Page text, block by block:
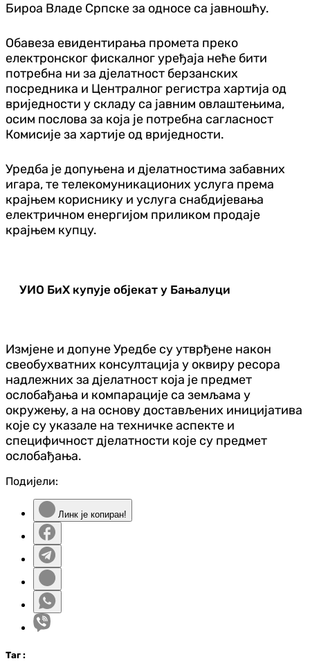
Бироа Владе Српске за односе са јавношћу.
Обавеза евидентирања промета преко
електронског фискалног уређаја неће бити
потребна ни за дјелатност берзанских
посредника и Централног регистра хартија од
вриједности у складу са јавним овлаштењима,
осим послова за која је потребна сагласност
Комисије за хартије од вриједности.
Уредба је допуњена и дјелатностима забавних
игара, те телекомуникационих услуга према
крајњем кориснику и услуга снабдијевања
електричном енергијом приликом продаје
крајњем купцу.
УИО БиХ купује објекат у Бањалуци
Измјене и допуне Уредбе су утврђене након
свеобухватних консултација у оквиру ресора
надлежних за дјелатност која је предмет
ослобађања и компарације са земљама у
окружењу, а на основу достављених иницијатива
које су указале на техничке аспекте и
специфичност дјелатности које су предмет
ослобађања.
Подијели:
Линк је копиран!
Таг :